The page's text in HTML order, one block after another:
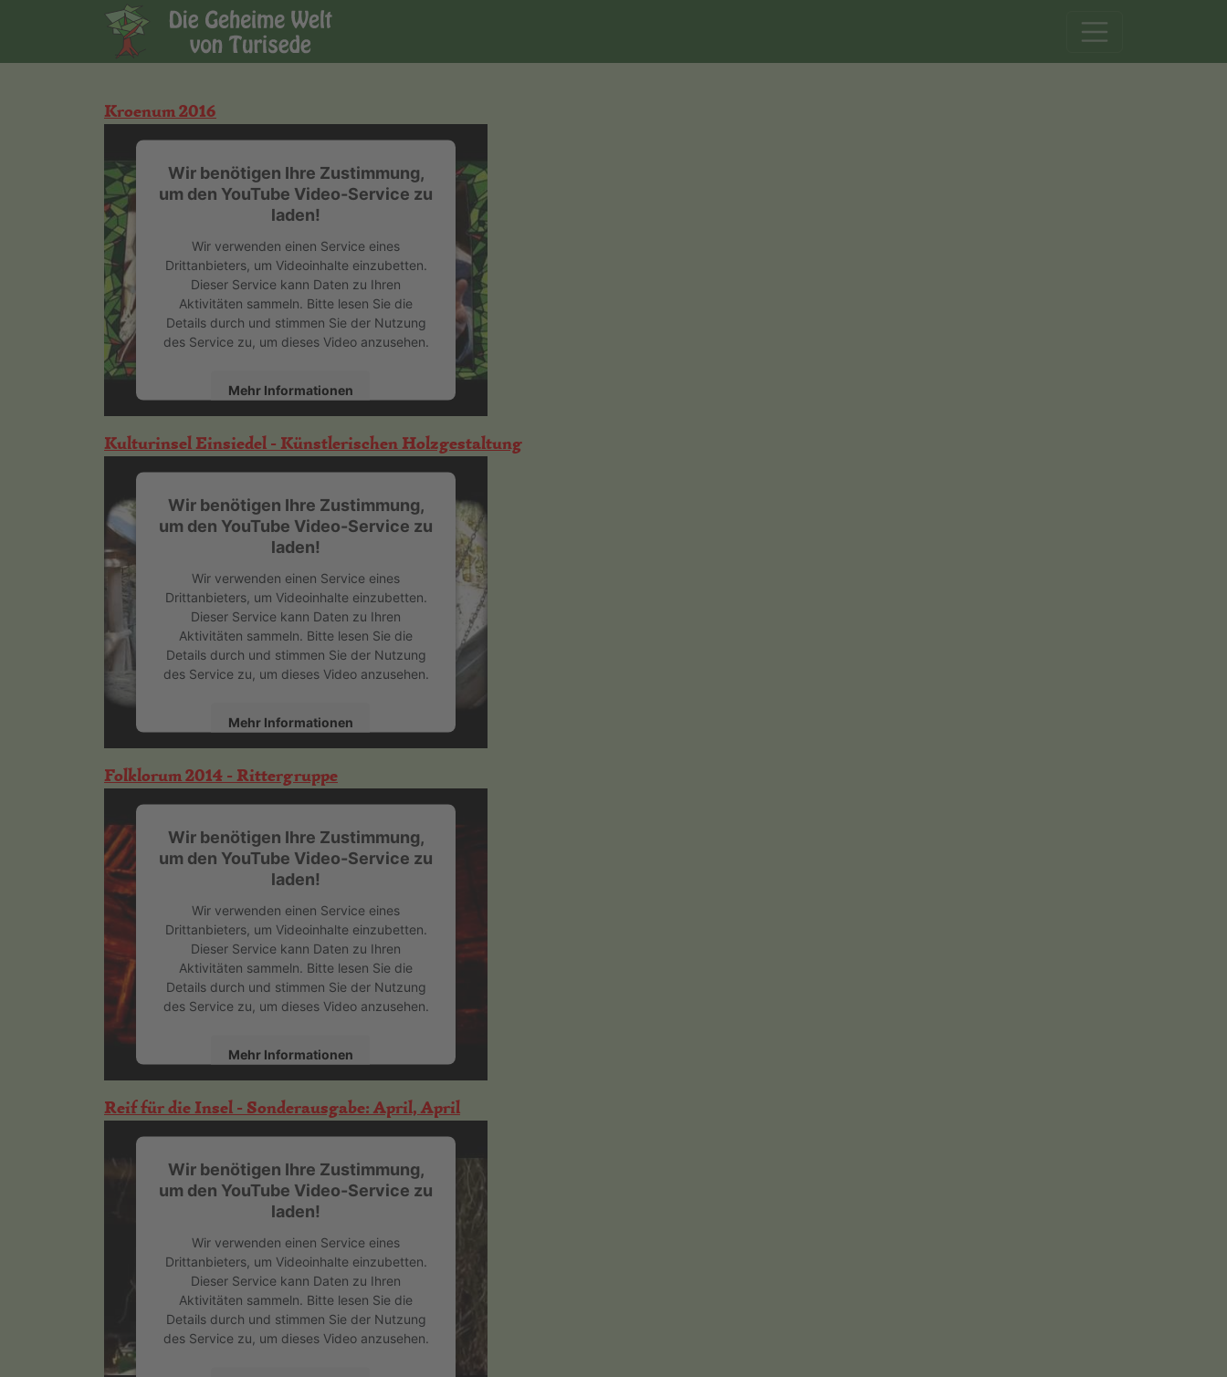
Kroenum 2016
Wir benötigen Ihre Zustimmung,
um den YouTube Video-Service zu
laden!
Wir verwenden einen Service eines
Drittanbieters, um Videoinhalte einzubetten.
Dieser Service kann Daten zu Ihren
Aktivitäten sammeln. Bitte lesen Sie die
Details durch und stimmen Sie der Nutzung
des Service zu, um dieses Video anzusehen.
Mehr Informationen
Akzeptieren
powered byUsercentrics Consent
Kulturinsel Einsiedel - Künstlerischen Holzgestaltung
Wir benötigen Ihre Zustimmung,
um den YouTube Video-Service zu
laden!
Wir verwenden einen Service eines
Drittanbieters, um Videoinhalte einzubetten.
Dieser Service kann Daten zu Ihren
Aktivitäten sammeln. Bitte lesen Sie die
Details durch und stimmen Sie der Nutzung
des Service zu, um dieses Video anzusehen.
Mehr Informationen
Akzeptieren
powered byUsercentrics Consent
Folklorum 2014 - Rittergruppe
Wir benötigen Ihre Zustimmung,
um den YouTube Video-Service zu
laden!
Wir verwenden einen Service eines
Drittanbieters, um Videoinhalte einzubetten.
Dieser Service kann Daten zu Ihren
Aktivitäten sammeln. Bitte lesen Sie die
Details durch und stimmen Sie der Nutzung
des Service zu, um dieses Video anzusehen.
Mehr Informationen
Akzeptieren
powered byUsercentrics Consent
Reif für die Insel - Sonderausgabe: April, April
Wir benötigen Ihre Zustimmung,
um den YouTube Video-Service zu
laden!
Wir verwenden einen Service eines
Drittanbieters, um Videoinhalte einzubetten.
Dieser Service kann Daten zu Ihren
Aktivitäten sammeln. Bitte lesen Sie die
Details durch und stimmen Sie der Nutzung
des Service zu, um dieses Video anzusehen.